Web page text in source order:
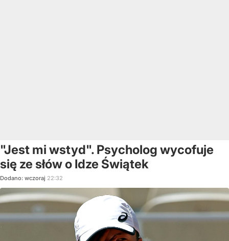
"Jest mi wstyd". Psycholog wycofuje
się ze słów o Idze Świątek
Dodano: wczoraj 22:32